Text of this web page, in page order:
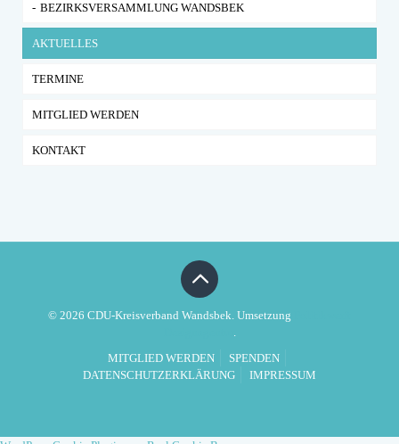
BEZIRKSVERSAMMLUNG WANDSBEK
AKTUELLES
TERMINE
MITGLIED WERDEN
KONTAKT
© 2026 CDU-Kreisverband Wandsbek. Umsetzung
.
MITGLIED WERDEN
SPENDEN
DATENSCHUTZERKLÄRUNG
IMPRESSUM